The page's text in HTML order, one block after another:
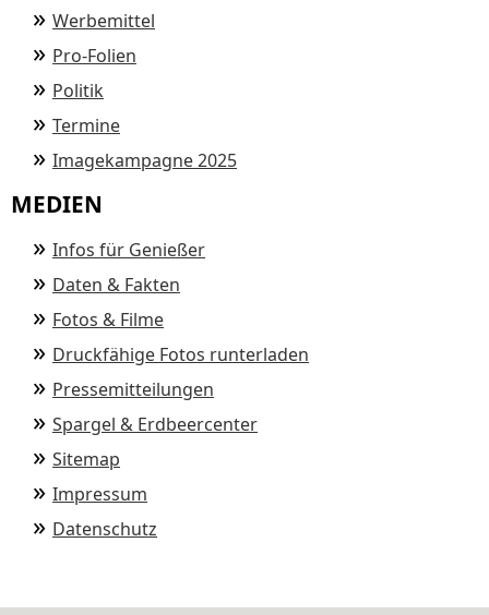
Werbemittel
Pro-Folien
Politik
Termine
Imagekampagne 2025
MEDIEN
Infos für Genießer
Daten & Fakten
Fotos & Filme
Druckfähige Fotos runterladen
Pressemitteilungen
Spargel & Erdbeercenter
Sitemap
Impressum
Datenschutz